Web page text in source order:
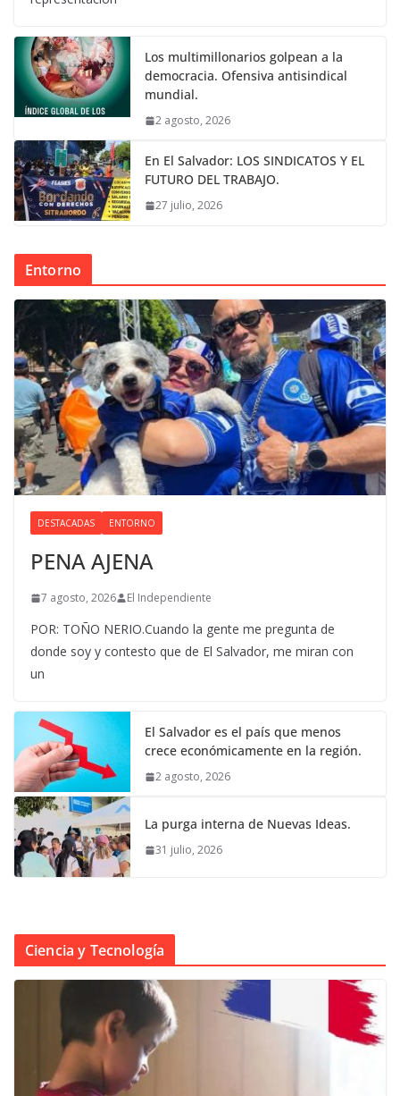
Los multimillonarios golpean a la
democracia. Ofensiva antisindical
mundial.
2 agosto, 2026
En El Salvador: LOS SINDICATOS Y EL
FUTURO DEL TRABAJO.
27 julio, 2026
Entorno
DESTACADAS ENTORNO
PENA AJENA
7 agosto, 2026 El Independiente
POR: TOÑO NERIO.Cuando la gente me pregunta de
donde soy y contesto que de El Salvador, me miran con
un
El Salvador es el país que menos
crece económicamente en la región.
2 agosto, 2026
La purga interna de Nuevas Ideas.
31 julio, 2026
Ciencia y Tecnología